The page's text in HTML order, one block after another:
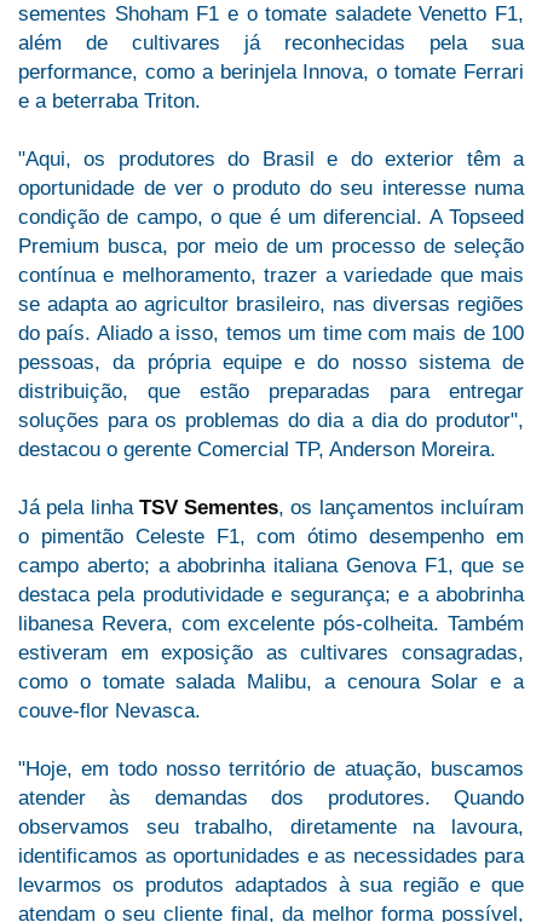
sementes Shoham F1 e o tomate saladete Venetto F1,
além de cultivares já reconhecidas pela sua
performance, como a berinjela Innova, o tomate Ferrari
e a beterraba Triton.
"Aqui, os produtores do Brasil e do exterior têm a
oportunidade de ver o produto do seu interesse numa
condição de campo, o que é um diferencial. A Topseed
Premium busca, por meio de um processo de seleção
contínua e melhoramento, trazer a variedade que mais
se adapta ao agricultor brasileiro, nas diversas regiões
do país. Aliado a isso, temos um time com mais de 100
pessoas, da própria equipe e do nosso sistema de
distribuição, que estão preparadas para entregar
soluções para os problemas do dia a dia do produtor",
destacou o gerente Comercial TP, Anderson Moreira.
Já pela linha TSV Sementes, os lançamentos incluíram
o pimentão Celeste F1, com ótimo desempenho em
campo aberto; a abobrinha italiana Genova F1, que se
destaca pela produtividade e segurança; e a abobrinha
libanesa Revera, com excelente pós-colheita. Também
estiveram em exposição as cultivares consagradas,
como o tomate salada Malibu, a cenoura Solar e a
couve-flor Nevasca.
"Hoje, em todo nosso território de atuação, buscamos
atender às demandas dos produtores. Quando
observamos seu trabalho, diretamente na lavoura,
identificamos as oportunidades e as necessidades para
levarmos os produtos adaptados à sua região e que
atendam o seu cliente final, da melhor forma possível,